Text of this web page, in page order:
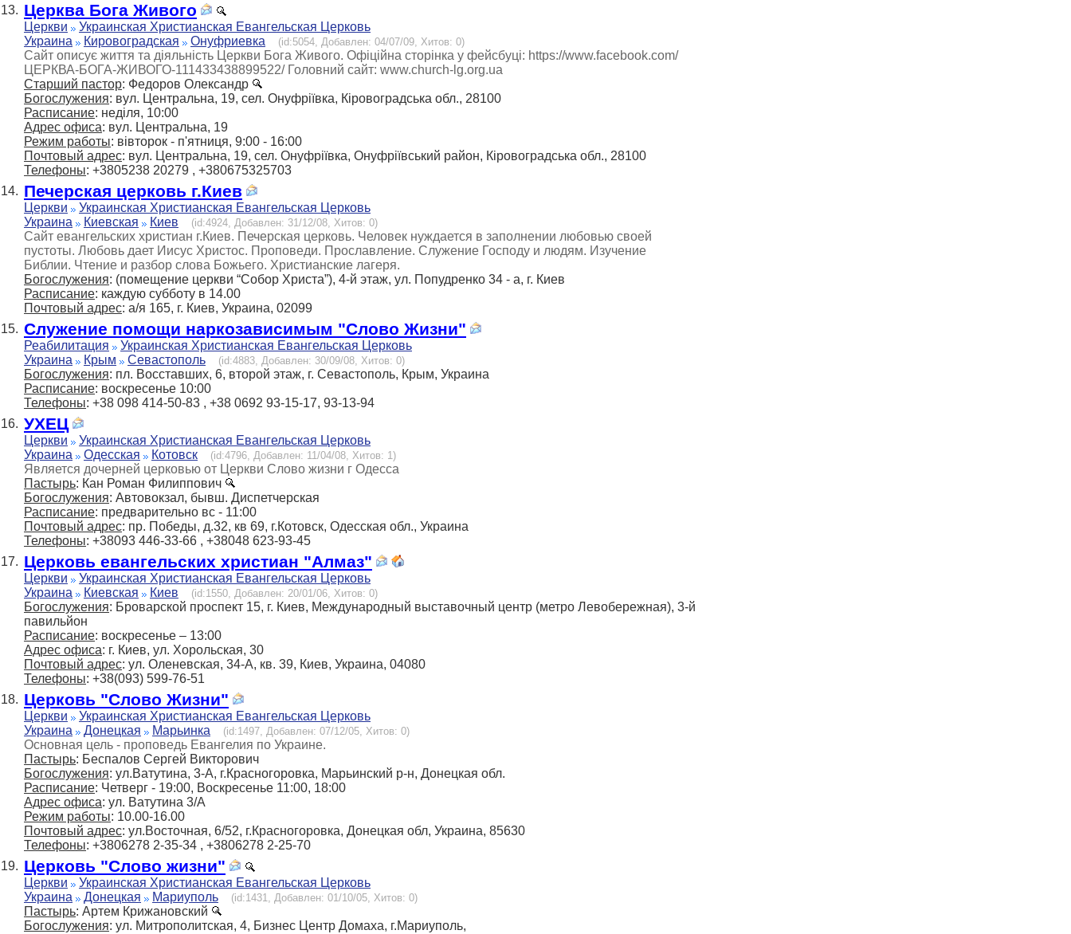
13. Церква Бога Живого
Церкви
Украинская Христианская Евангельская Церковь
Украина
Кировоградская Онуфриевка (id:5054, Добавлен: 04/07/09, Хитов: 0)
Сайт описує життя та діяльність Церкви Бога Живого. Офіційна сторінка у фейсбуці: https://www.facebook.com/
ЦЕРКВА-БОГА-ЖИВОГО-111433438899522/ Головний сайт: www.church-lg.org.ua
Старший пастор: Федоров Олександр
Богослужения: вул. Центральна, 19, сел. Онуфріївка, Кіровоградська обл., 28100
Расписание: неділя, 10:00
Адрес офиса: вул. Центральна, 19
Режим работы: вівторок - п'ятниця, 9:00 - 16:00
Почтовый адрес: вул. Центральна, 19, сел. Онуфріївка, Онуфріївський район, Кіровоградська обл., 28100
Телефоны: +3805238 20279 , +380675325703
14. Печерская церковь г.Киев
Церкви
Украинская Христианская Евангельская Церковь
Украина
Киевская Киев (id:4924, Добавлен: 31/12/08, Хитов: 0)
Сайт евангельских христиан г.Киев. Печерская церковь. Человек нуждается в заполнении любовью своей
пустоты. Любовь дает Иисус Христос. Проповеди. Прославление. Служение Господу и людям. Изучение
Библии. Чтение и разбор слова Божьего. Христианские лагеря.
Богослужения: (помещение церкви “Собор Христа”), 4-й этаж, ул. Попудренко 34 - а, г. Киев
Расписание: каждую субботу в 14.00
Почтовый адрес: а/я 165, г. Киев, Украина, 02099
15. Служение помощи наркозависимым "Слово Жизни"
Реабилитация
Украинская Христианская Евангельская Церковь
Украина
Крым Севастополь (id:4883, Добавлен: 30/09/08, Хитов: 0)
Богослужения: пл. Восставших, 6, второй этаж, г. Севастополь, Крым, Украина
Расписание: воскресенье 10:00
Телефоны: +38 098 414-50-83 , +38 0692 93-15-17, 93-13-94
16. УХЕЦ
Церкви
Украинская Христианская Евангельская Церковь
Украина
Одесская Котовск (id:4796, Добавлен: 11/04/08, Хитов: 1)
Является дочерней церковью от Церкви Слово жизни г Одесса
Пастырь: Кан Роман Филиппович
Богослужения: Автовокзал, бывш. Диспетчерская
Расписание: предварительно вс - 11:00
Почтовый адрес: пр. Победы, д.32, кв 69, г.Котовск, Одесская обл., Украина
Телефоны: +38093 446-33-66 , +38048 623-93-45
17. Церковь евангельских христиан "Алмаз"
Церкви
Украинская Христианская Евангельская Церковь
Украина
Киевская Киев (id:1550, Добавлен: 20/01/06, Хитов: 0)
Богослужения: Броварской проспект 15, г. Киев, Международный выставочный центр (метро Левобережная), 3-й
павильйон
Расписание: воскресенье – 13:00
Адрес офиса: г. Киев, ул. Хорольская, 30
Почтовый адрес: ул. Оленевская, 34-А, кв. 39, Киев, Украина, 04080
Телефоны: +38(093) 599-76-51
18. Церковь "Слово Жизни"
Церкви
Украинская Христианская Евангельская Церковь
Украина
Донецкая Марьинка (id:1497, Добавлен: 07/12/05, Хитов: 0)
Основная цель - проповедь Евангелия по Украине.
Пастырь: Беспалов Сергей Викторович
Богослужения: ул.Ватутина, 3-А, г.Красногоровка, Марьинский р-н, Донецкая обл.
Расписание: Четверг - 19:00, Воскресенье 11:00, 18:00
Адрес офиса: ул. Ватутина 3/А
Режим работы: 10.00-16.00
Почтовый адрес: ул.Восточная, 6/52, г.Красногоровка, Донецкая обл, Украина, 85630
Телефоны: +3806278 2-35-34 , +3806278 2-25-70
19. Церковь "Слово жизни"
Церкви
Украинская Христианская Евангельская Церковь
Украина
Донецкая Мариуполь (id:1431, Добавлен: 01/10/05, Хитов: 0)
Пастырь: Артем Крижановский
Богослужения: ул. Митрополитская, 4, Бизнес Центр Домаха, г.Мариуполь,